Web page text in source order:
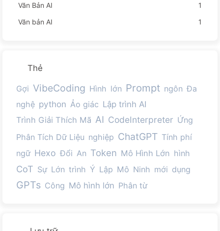
Văn Bản AI
1
Văn bản AI
1
Thẻ
Gợi VibeCoding Hình lớn Prompt ngôn Đa
nghệ python Ảo giác Lập trình AI
Trình Giải Thích Mã AI CodeInterpreter Ứng
Phân Tích Dữ Liệu nghiệp ChatGPT Tính phí
ngữ Hexo Đổi An Token Mô Hình Lớn hình
CoT Sự Lớn trình Ý Lập Mô Ninh mới dụng
GPTs Công Mô hình lớn Phân từ